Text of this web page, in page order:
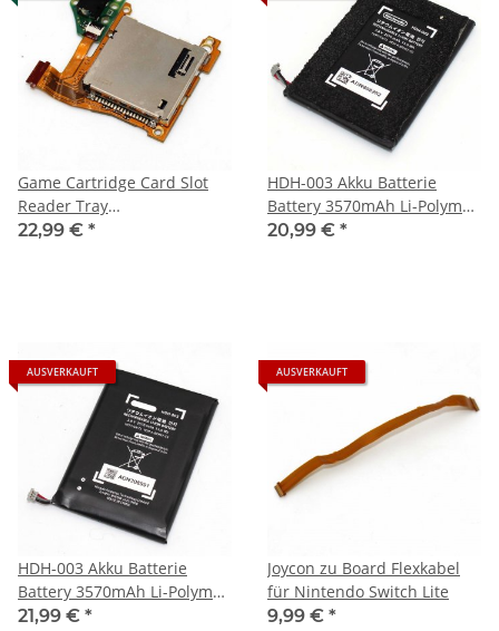
Game Cartridge Card Slot
Reader Tray
Kopfhöreranschluss für
22,99 € *
HDH-003 Akku Batterie
Battery 3570mAh Li-Polymer
für die Nintendo Switch Lite
20,99 € *
AUSVERKAUFT
HDH-003 Akku Batterie
Battery 3570mAh Li-Polymer
für Nintendo Switch Lite
21,99 € *
AUSVERKAUFT
Joycon zu Board Flexkabel
für Nintendo Switch Lite
9,99 € *